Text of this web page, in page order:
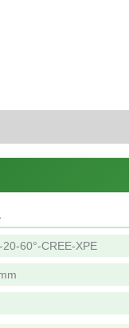
20-60°-CREE-XPE